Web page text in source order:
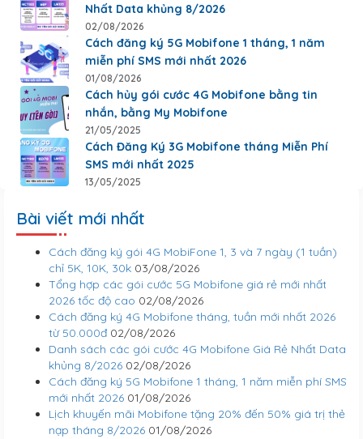
Nhất Data khủng 8/2026
02/08/2026
Cách đăng ký 5G Mobifone 1 tháng, 1 năm
miễn phí SMS mới nhất 2026
01/08/2026
Cách hủy gói cước 4G Mobifone bằng tin
nhắn, bằng My Mobifone
21/05/2025
Cách Đăng Ký 3G Mobifone tháng Miễn Phí
SMS mới nhất 2025
13/05/2025
Bài viết mới nhất
Cách đăng ký gói 4G MobiFone 1, 3 và 7 ngày (1 tuần)
chỉ 5K, 10K, 30k 03/08/2026
Tổng hợp các gói cước 5G Mobifone giá rẻ mới nhất
2026 tốc độ cao 02/08/2026
Cách đăng ký 4G Mobifone tháng, tuần mới nhất 2026
từ 50.000đ 02/08/2026
Danh sách các gói cước 4G Mobifone Giá Rẻ Nhất Data
khủng 8/2026 02/08/2026
Cách đăng ký 5G Mobifone 1 tháng, 1 năm miễn phí SMS
mới nhất 2026 01/08/2026
Lịch khuyến mãi Mobifone tặng 20% đến 50% giá trị thẻ
nạp tháng 8/2026 01/08/2026